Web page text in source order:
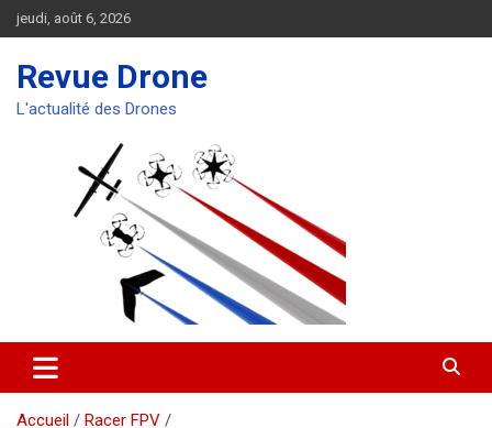
Aller
au
jeudi, août 6, 2026
Revue Drone
L'actualité des Drones
Accueil
Racer FPV